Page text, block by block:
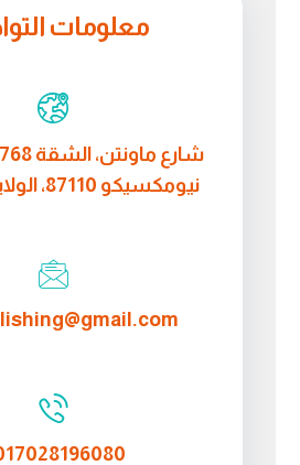
معلومات
نيومكسيكو 87110، الولايات المتحدة